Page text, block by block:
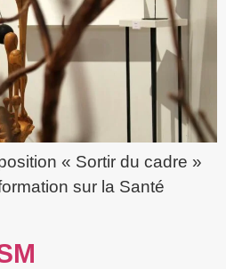
« Sortir du cadre »
sur la Santé